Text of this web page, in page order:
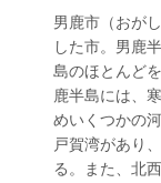
男鹿市（おが
した市。男鹿
島のほとんど
鹿半島には、
めいくつかの
戸賀湾があり
る。また、北